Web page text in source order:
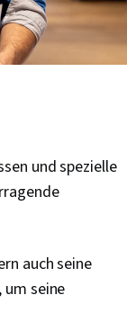
und spezielle
auch seine
seine